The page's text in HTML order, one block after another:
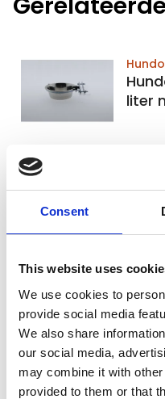
Consent
This website uses
We use cookies to
provide social media
We also share
our social media,
may combine it with
provided to them or that
liter
zelfde
Op